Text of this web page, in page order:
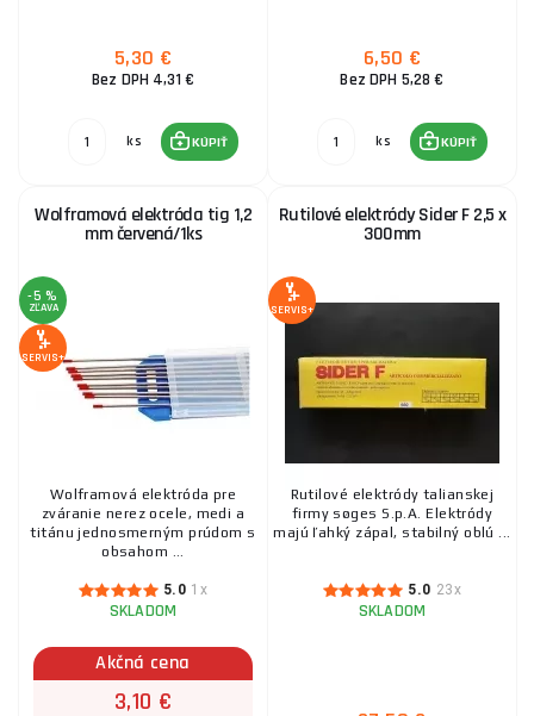
SKLADOM u dodávateľa 3,30 €
SKLADOM
SKLADOM ks KÚPIŤ 1,70 €
Volfrámové elektródy tig 1,6 mm zlatá/1ks
2,80 €
Elektróda KOWAX E7018 2,5/350mm 2,5kg
5,30 €
Bez DPH 4,31 €
ks KÚPIŤ
6,50 €
Bez DPH 5,28 €
ks KÚPIŤ
Wolframová elektróda tig 1,2
mm červená/1ks
-5 %
ZĽAVA
SERVIS+
Wolframová elektróda pre
zváranie nerez ocele, medi a
titánu jednosmerným prúdom s
obsahom ...
5.0 1x
SKLADOM
Akčná cena
3,10 €
Rutilové elektródy Sider F 2,5 x
300mm
SERVIS+
Rutilové elektródy talianskej
firmy søges S.p.A. Elektródy
majú ľahký zápal, stabilný oblú ...
5.0 23x
SKLADOM